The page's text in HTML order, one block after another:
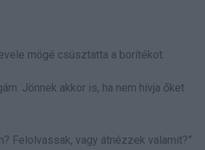
mögé csúsztatta a borítékot.
Jönnek akkor is, ha nem hívja őket
Felolvassak, vagy átnézzek valamit?”